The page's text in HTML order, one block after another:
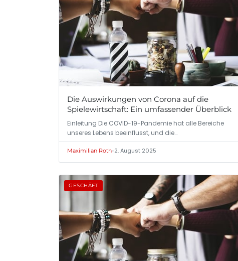
Die Auswirkungen von Corona auf die
Spielewirtschaft: Ein umfassender Überblick
Einleitung Die COVID-19-Pandemie hat alle Bereiche
unseres Lebens beeinflusst, und die…
Maximilian Roth•2. August 2025
GESCHÄFT